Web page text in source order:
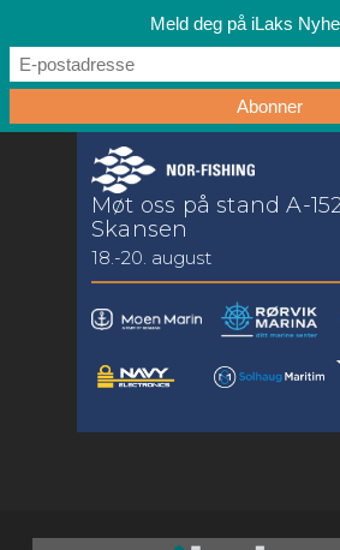
Meld deg på iLaks